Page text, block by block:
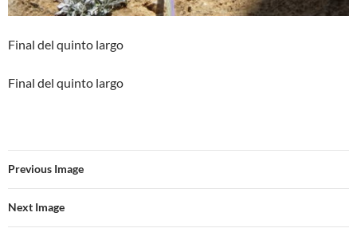
Final del quinto largo
Final del quinto largo
Previous Image
Next Image